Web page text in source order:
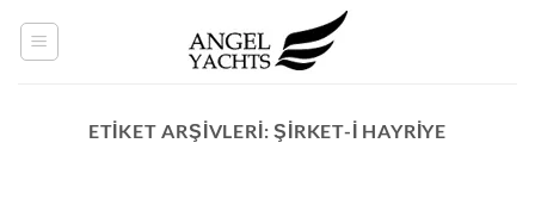
ETIKET ARŞIVLERI:ŞIRKET-I HAYRIYE